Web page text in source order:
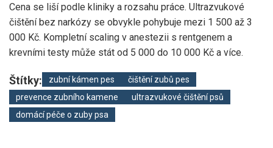
Cena se liší podle kliniky a rozsahu práce. Ultrazvukové
čištění bez narkózy se obvykle pohybuje mezi 1 500 až 3
000 Kč. Kompletní scaling v anestezii s rentgenem a
krevními testy může stát od 5 000 do 10 000 Kč a více.
Štítky: zubní kámen pes
čištění zubů pes
prevence zubního kamene
ultrazvukové čištění psů
domácí péče o zuby psa